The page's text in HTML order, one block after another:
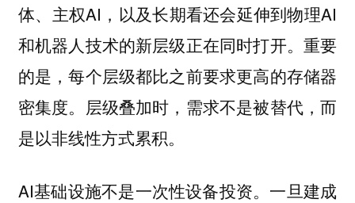
体、主权AI，以及长期看还会延伸到物理AI
和机器人技术的新层级正在同时打开。重要
的是，每个层级都比之前要求更高的存储器
密集度。层级叠加时，需求不是被替代，而
是以非线性方式累积。
AI基础设施不是一次性设备投资。一旦建成